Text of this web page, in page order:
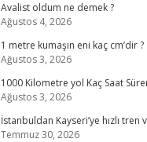
Avalist oldum ne demek ?
Ağustos 4, 2026
1 metre kumaşın eni kaç cm’dir ?
Ağustos 3, 2026
1000 Kilometre yol Kaç Saat
Ağustos 3, 2026
İstanbuldan Kayseri’ye hızlı tren
Temmuz 30, 2026